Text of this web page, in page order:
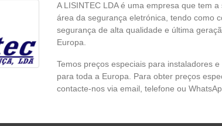
A LISINTEC LDA é uma empresa que tem
área da segurança eletrónica, tendo como
segurança de alta qualidade e última
Europa.
Temos preços especiais para instaladores
para toda a Europa. Para obter preços
contacte-nos via email, telefone ou